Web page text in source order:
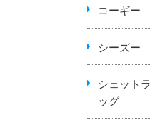
コーギー
シーズー
シェット
ッグ